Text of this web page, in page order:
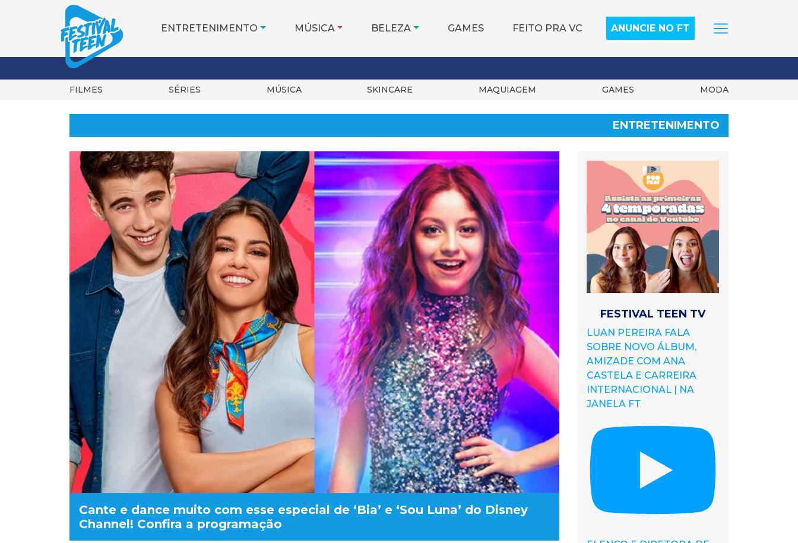
ENTRETENIMENTO MÚSICA BELEZA GAMES FEITO PRA VC ANUNCIE NO FT
FILMES SÉRIES MÚSICA SKINCARE MAQUIAGEM GAMES MODA
ENTRETENIMENTO
Cante e dance muito com esse especial de ‘Bia’ e ‘Sou Luna’ do Disney
Channel! Confira a programação
FESTIVAL TEEN TV
LUAN PEREIRA FALA
SOBRE NOVO ÁLBUM,
AMIZADE COM ANA
CASTELA E CARREIRA
INTERNACIONAL | NA
JANELA FT